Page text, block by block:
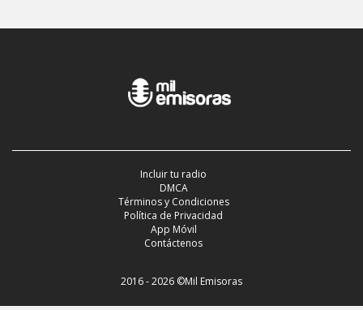
Incluir tu radio
DMCA
Términos y Condiciones
Política de Privacidad
App Móvil
Contáctenos
2016 - 2026 ©Mil Emisoras